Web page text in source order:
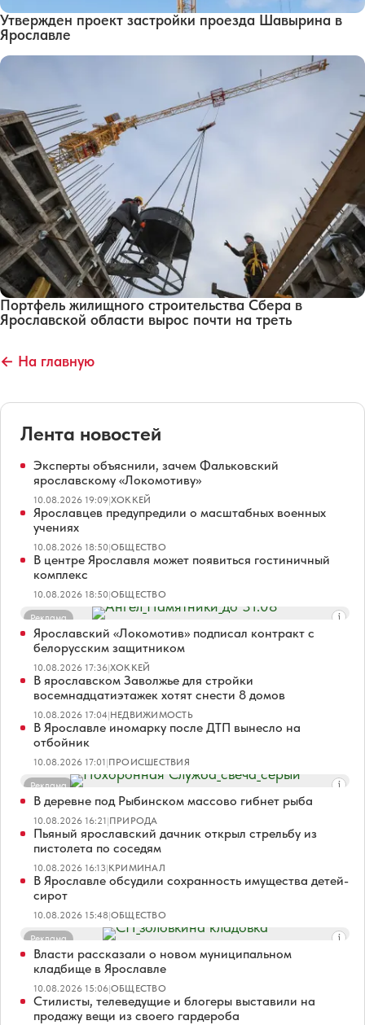
Утвержден проект застройки проезда Шавырина в
Ярославле
Портфель жилищного строительства Сбера в
Ярославской области вырос почти на треть
← На главную
Лента новостей
Эксперты объяснили, зачем Фальковский
ярославскому «Локомотиву»
10.08.2026 19:09|ХОККЕЙ
Ярославцев предупредили о масштабных военных
учениях
10.08.2026 18:50|ОБЩЕСТВО
В центре Ярославля может появиться гостиничный
комплекс
10.08.2026 18:50|ОБЩЕСТВО
Реклама
Ярославский «Локомотив» подписал контракт с
белорусским защитником
10.08.2026 17:36|ХОККЕЙ
В ярославском Заволжье для стройки
восемнадцатиэтажек хотят снести 8 домов
10.08.2026 17:04|НЕДВИЖИМОСТЬ
В Ярославле иномарку после ДТП вынесло на
отбойник
10.08.2026 17:01|ПРОИСШЕСТВИЯ
Реклама
В деревне под Рыбинском массово гибнет рыба
10.08.2026 16:21|ПРИРОДА
Пьяный ярославский дачник открыл стрельбу из
пистолета по соседям
10.08.2026 16:13|КРИМИНАЛ
В Ярославле обсудили сохранность имущества детей-
сирот
10.08.2026 15:48|ОБЩЕСТВО
Реклама
Власти рассказали о новом муниципальном
кладбище в Ярославле
10.08.2026 15:06|ОБЩЕСТВО
Стилисты, телеведущие и блогеры выставили на
продажу вещи из своего гардероба